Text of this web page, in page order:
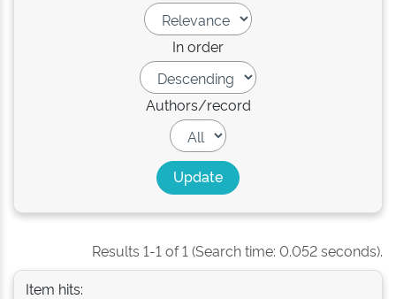
In order
Authors/record
Results 1-1 of 1 (Search time: 0.052 seconds).
Item hits: